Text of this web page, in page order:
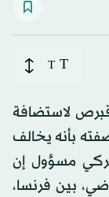
T
T
لاستضافة
بأنه يخالف
مسؤول إن
بين فرنسا،